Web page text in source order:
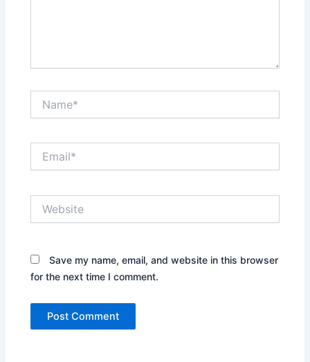
Save my name, email, and website in this browser
for the next time I comment.